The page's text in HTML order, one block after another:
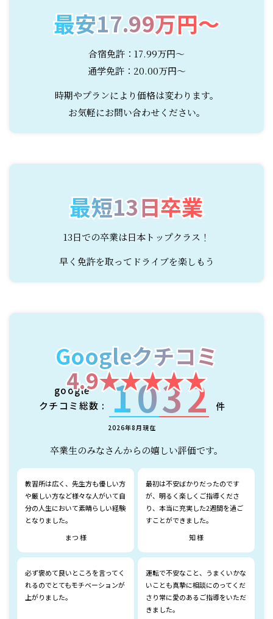
最安17.99万円〜
最安17.99万円〜
合宿免許：17.99万円〜
通学免許：20.00万円〜
時期やプランにより価格は変わります。
お気軽にお問い合わせください。
最短13日卒業
最短13日卒業
13日での卒業は日本トップクラス！
早く免許を取ってドライブを楽しもう
Googleクチコミ
4.9★★★★★
Googleクチコミ
4.9★★★★★
google
クチコミ総数 : 1032 件
2026年8月現在
卒業生のみなさんからの嬉しい評価です。
教習所は広く、先生方も優しい方
や厳しい方など様々な人がいて自
分の人生において素晴らしい経験
となりました。
まつ 様
最初は不安ばかりだったのです
が、明るく楽しくご指導くださ
り、本当に充実した2週間を過ご
すことができました。
知 様
必ず褒めて良いところを言ってく
れるのでとてもモチベーションが
上がりました。
運転で不安なこと、うまくいかな
いことも真摯に相談にのってくだ
さり常に愛のあるご指導をいただ
きました。